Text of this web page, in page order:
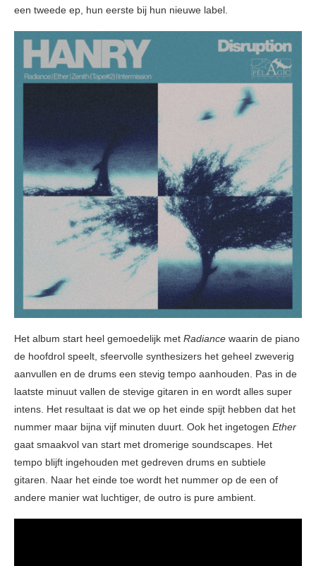
een tweede ep, hun eerste bij hun nieuwe label.
Het album start heel gemoedelijk met Radiance waarin de piano
de hoofdrol speelt, sfeervolle synthesizers het geheel zweverig
aanvullen en de drums een stevig tempo aanhouden. Pas in de
laatste minuut vallen de stevige gitaren in en wordt alles super
intens. Het resultaat is dat we op het einde spijt hebben dat het
nummer maar bijna vijf minuten duurt. Ook het ingetogen Ether
gaat smaakvol van start met dromerige soundscapes. Het
tempo blijft ingehouden met gedreven drums en subtiele
gitaren. Naar het einde toe wordt het nummer op de een of
andere manier wat luchtiger, de outro is pure ambient.